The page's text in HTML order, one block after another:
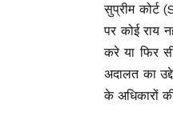
सुप्रीम
पर कोई राय
करे या फिर
अदालत का
के अधिकारों